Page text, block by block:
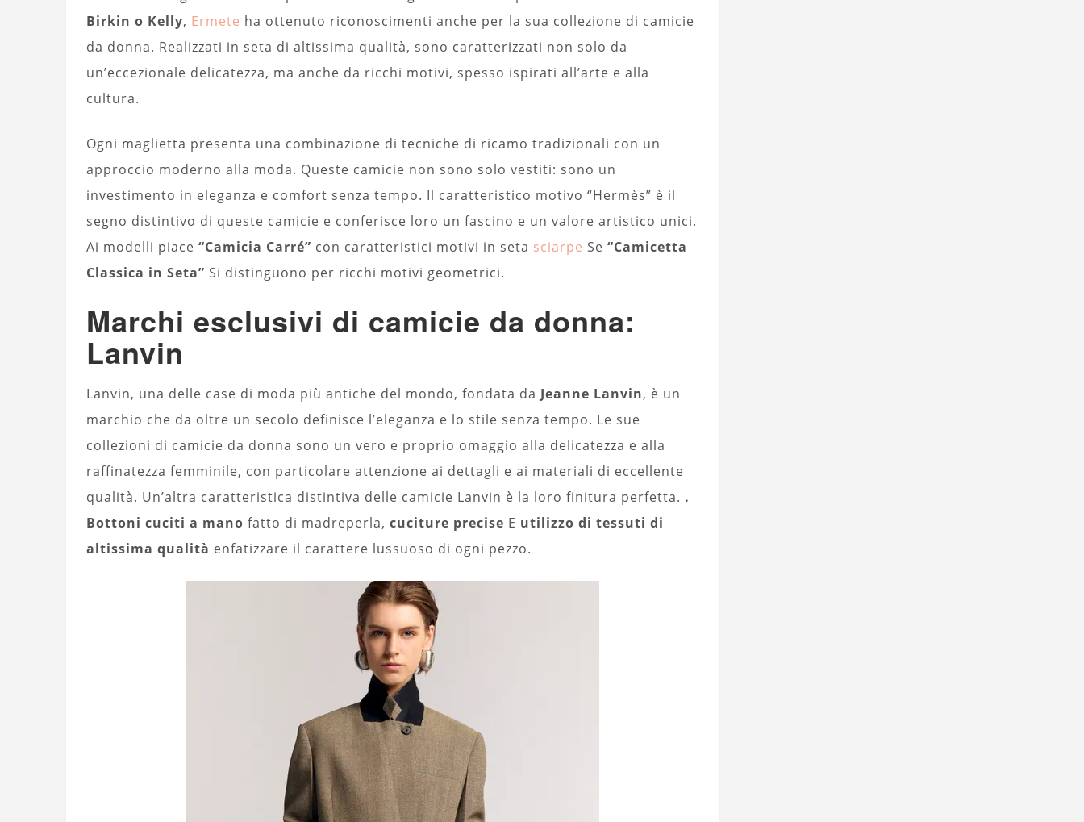
Birkin o Kelly, Ermete ha ottenuto riconoscimenti anche per la sua collezione di camicie
da donna. Realizzati in seta di altissima qualità, sono caratterizzati non solo da
un’eccezionale delicatezza, ma anche da ricchi motivi, spesso ispirati all’arte e alla
cultura.
Ogni maglietta presenta una combinazione di tecniche di ricamo tradizionali con un
approccio moderno alla moda. Queste camicie non sono solo vestiti: sono un
investimento in eleganza e comfort senza tempo. Il caratteristico motivo “Hermès” è il
segno distintivo di queste camicie e conferisce loro un fascino e un valore artistico unici.
Ai modelli piace “Camicia Carré” con caratteristici motivi in ​​seta sciarpe Se “Camicetta
Classica in Seta” Si distinguono per ricchi motivi geometrici.
Marchi esclusivi di camicie da donna:
Lanvin
Lanvin, una delle case di moda più antiche del mondo, fondata da Jeanne Lanvin, è un
marchio che da oltre un secolo definisce l’eleganza e lo stile senza tempo. Le sue
collezioni di camicie da donna sono un vero e proprio omaggio alla delicatezza e alla
raffinatezza femminile, con particolare attenzione ai dettagli e ai materiali di eccellente
qualità. Un’altra caratteristica distintiva delle camicie Lanvin è la loro finitura perfetta. .
Bottoni cuciti a mano fatto di madreperla, cuciture precise E utilizzo di tessuti di
altissima qualità enfatizzare il carattere lussuoso di ogni pezzo.